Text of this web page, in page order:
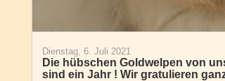
Dienstag, 6. Juli 2021
Die hübschen Goldwelpen von
sind ein Jahr ! Wir gratulieren